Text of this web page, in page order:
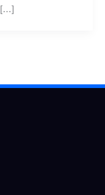
[…]